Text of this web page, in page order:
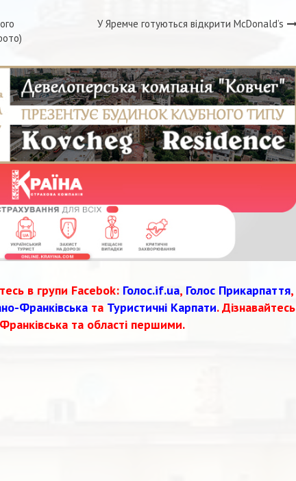
У Яремче готуються відкрити McDonald’s
в групи Facebok: Голос.if.ua, Голос Прикарпаття,
Франківськата Туристичні Карпати. Дізнавайтесь
та області першими.